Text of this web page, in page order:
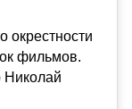
окрестности
фильмов.
Николай